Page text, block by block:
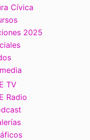
Cívica
2025
TV
Radio